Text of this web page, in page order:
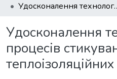
Удосконалення технологічних
Удосконалення
процесів